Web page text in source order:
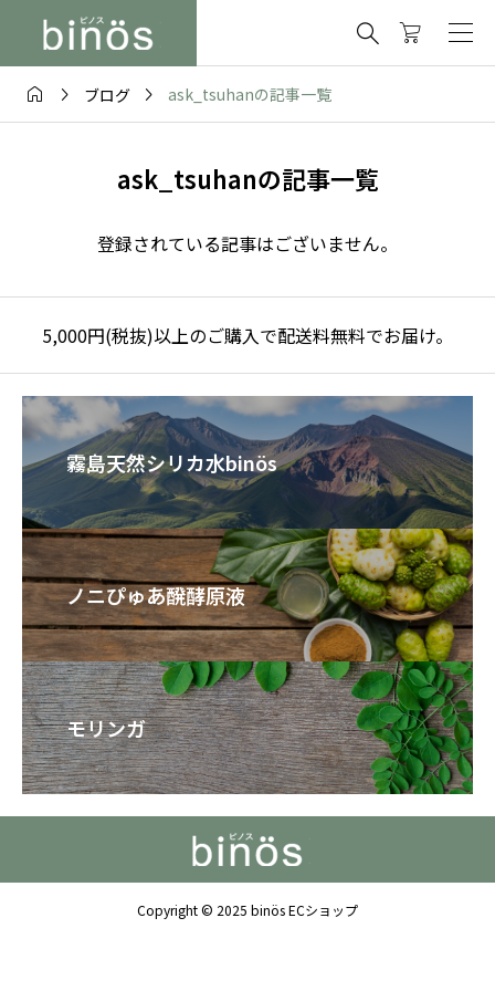

  ブログ  ask_tsuhanの記事一覧
ask_tsuhanの記事一覧
登録されている記事はございません。
5,000円(税抜)以上のご購入で配送料無料でお届け。
霧島天然シリカ水binös
ノニぴゅあ醗酵原液
モリンガ
Copyright © 2025 binös ECショップ